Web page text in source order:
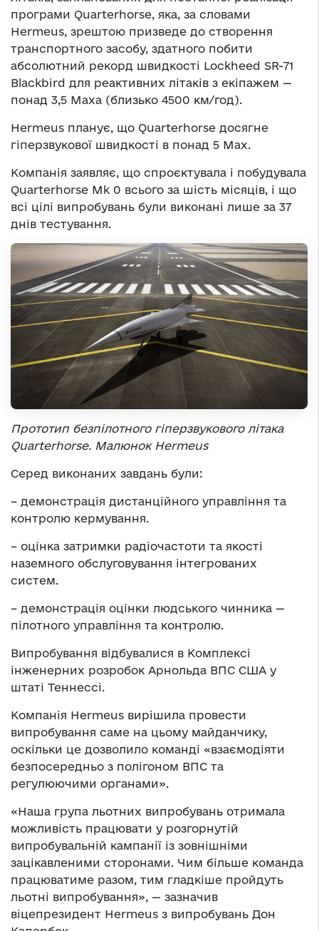
програми Quarterhorse, яка, за словами
Hermeus, зрештою призведе до створення
транспортного засобу, здатного побити
абсолютний рекорд швидкості Lockheed SR-71
Blackbird для реактивних літаків з екіпажем —
понад 3,5 Маха (близько 4500 км/год).
Hermeus планує, що Quarterhorse досягне
гіперзвукової швидкості в понад 5 Мах.
Компанія заявляє, що спроєктувала і побудувала
Quarterhorse Mk 0 всього за шість місяців, і що
всі цілі випробувань були виконані лише за 37
днів тестування.
Прототип безпілотного гіперзвукового літака
Quarterhorse. Малюнок Hermeus
Серед виконаних завдань були:
– демонстрація дистанційного управління та
контролю кермування.
– оцінка затримки радіочастоти та якості
наземного обслуговування інтегрованих
систем.
– демонстрація оцінки людського чинника —
пілотного управління та контролю.
Випробування відбувалися в Комплексі
інженерних розробок Арнольда ВПС США у
штаті Теннессі.
Компанія Hermeus вирішила провести
випробування саме на цьому майданчику,
оскільки це дозволило команді «взаємодіяти
безпосередньо з полігоном ВПС та
регулюючими органами».
«Наша група льотних випробувань отримала
можливість працювати у розгорнутій
випробувальній кампанії із зовнішніми
зацікавленими сторонами. Чим більше команда
працюватиме разом, тим гладкіше пройдуть
льотні випробування», — зазначив
віцепрезидент Hermeus з випробувань Дон